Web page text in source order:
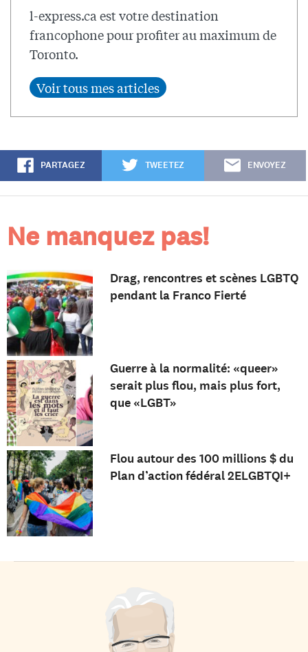
l-express.ca est votre destination
francophone pour profiter au maximum de
Toronto.
PARTAGEZ TWEETEZ ENVOYEZ
Ne manquez pas!
Drag, rencontres et scènes LGBTQ
pendant la Franco Fierté
Guerre à la normalité: «queer»
serait plus flou, mais plus fort,
que «LGBT»
Flou autour des 100 millions $ du
Plan d’action fédéral 2ELGBTQI+